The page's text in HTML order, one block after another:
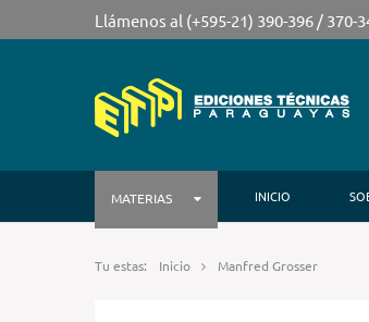
Llámenos al (+595-21) 390-396 / 370-
MATERIAS INICIO
Tu estas: Inicio Manfred Grosser